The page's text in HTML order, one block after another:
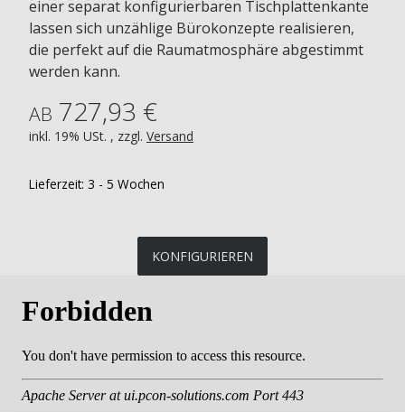
einer separat konfigurierbaren Tischplattenkante
lassen sich unzählige Bürokonzepte realisieren,
die perfekt auf die Raumatmosphäre abgestimmt
werden kann.
AB 727,93 €
inkl. 19% USt. , zzgl. Versand
Lieferzeit: 3 - 5 Wochen
KONFIGURIEREN